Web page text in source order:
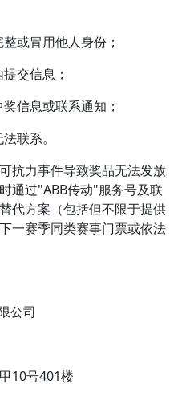
或冒用他人身份；
交信息；
信息或联系通知；
联系。
力事件导致奖品无法发放
通过"ABB传动"服务号及联
代方案（包括但不限于提供
一赛季同类赛事门票或依法
公司
10号401楼